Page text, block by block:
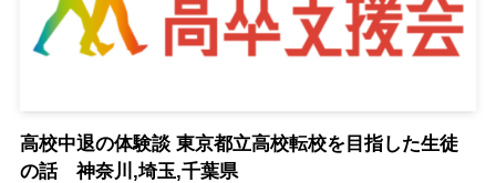
高校中退の体験談 東京都立高校転校を目指した生徒
の話 神奈川,埼玉,千葉県